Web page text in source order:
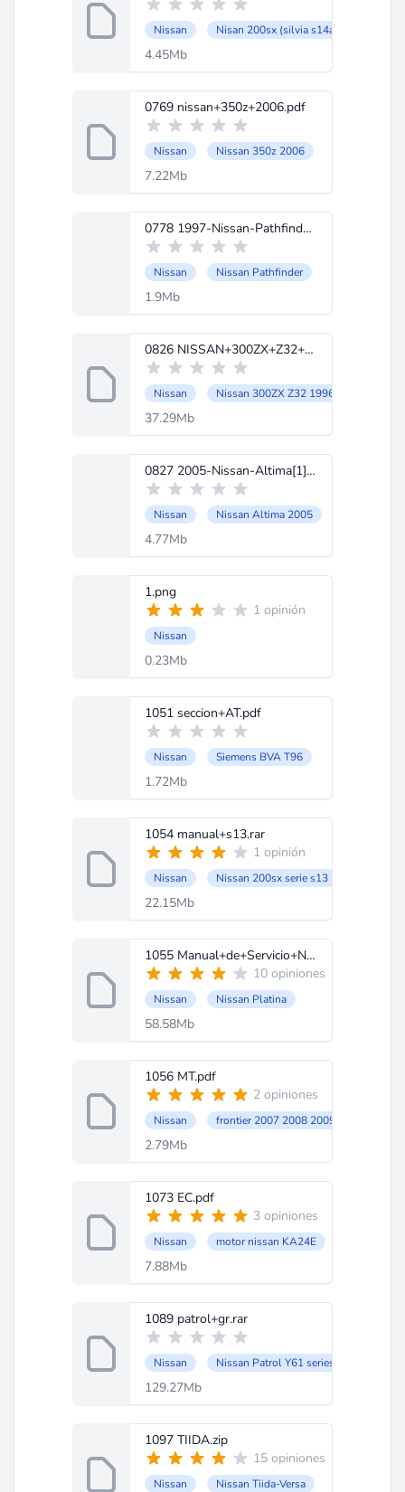
Nissan Nisan 200sx (silvia s14a)
4.45Mb
0769 nissan+350z+2006.pdf
Nissan Nissan 350z 2006
7.22Mb
0778 1997-Nissan-Pathfinder.pdf
Nissan Nissan Pathfinder
1.9Mb
0826 NISSAN+300ZX+Z32+1996.pdf
Nissan Nissan 300ZX Z32 1996
37.29Mb
0827 2005-Nissan-Altima[1]MANUAL+PROPIETARIO.pdf
Nissan Nissan Altima 2005
4.77Mb
1.png
1 opinión
Nissan
0.23Mb
1051 seccion+AT.pdf
Nissan Siemens BVA T96
1.72Mb
1054 manual+s13.rar
1 opinión
Nissan Nissan 200sx serie s13
22.15Mb
1055 Manual+de+Servicio+Nissan+Platina.rar
10 opiniones
Nissan Nissan Platina
58.58Mb
1056 MT.pdf
2 opiniones
Nissan frontier 2007 2008 2009
2.79Mb
1073 EC.pdf
3 opiniones
Nissan motor nissan KA24E
7.88Mb
1089 patrol+gr.rar
Nissan Nissan Patrol Y61 series
129.27Mb
1097 TIIDA.zip
15 opiniones
Nissan Nissan Tiida-Versa